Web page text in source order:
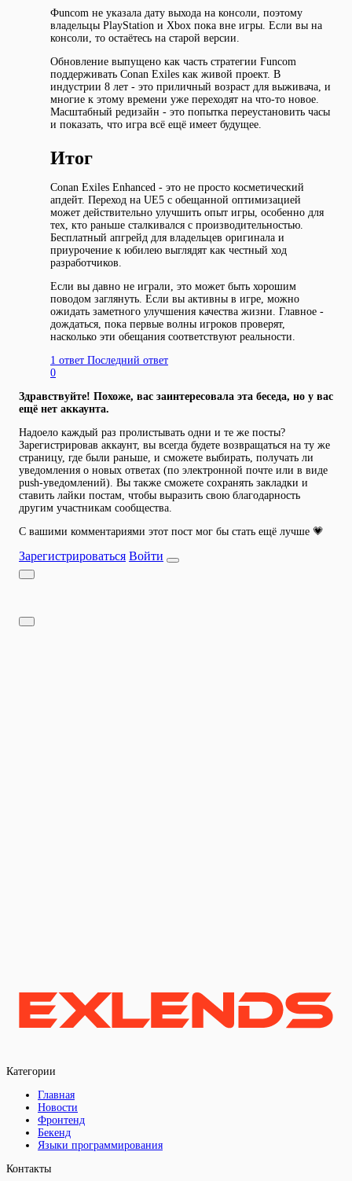
Фuncom не указала дату выхода на консоли, поэтому
владельцы PlayStation и Xbox пока вне игры. Если вы на
консоли, то остаётесь на старой версии.
Обновление выпущено как часть стратегии Funcom
поддерживать Conan Exiles как живой проект. В
индустрии 8 лет - это приличный возраст для выживача, и
многие к этому времени уже переходят на что-то новое.
Масштабный редизайн - это попытка переустановить часы
и показать, что игра всё ещё имеет будущее.
Итог
Conan Exiles Enhanced - это не просто косметический
апдейт. Переход на UE5 с обещанной оптимизацией
может действительно улучшить опыт игры, особенно для
тех, кто раньше сталкивался с производительностью.
Бесплатный апгрейд для владельцев оригинала и
приурочение к юбилею выглядят как честный ход
разработчиков.
Если вы давно не играли, это может быть хорошим
поводом заглянуть. Если вы активны в игре, можно
ожидать заметного улучшения качества жизни. Главное -
дождаться, пока первые волны игроков проверят,
насколько эти обещания соответствуют реальности.
1 ответ Последний ответ
0
Здравствуйте! Похоже, вас заинтересовала эта беседа, но у вас
ещё нет аккаунта.
Надоело каждый раз пролистывать одни и те же посты?
Зарегистрировав аккаунт, вы всегда будете возвращаться на ту же
страницу, где были раньше, и сможете выбирать, получать ли
уведомления о новых ответах (по электронной почте или в виде
push-уведомлений). Вы также сможете сохранять закладки и
ставить лайки постам, чтобы выразить свою благодарность
другим участникам сообщества.
С вашими комментариями этот пост мог бы стать ещё лучше 💗
Зарегистрироваться Войти
Категории
Главная
Новости
Фронтенд
Бекенд
Языки программирования
Контакты